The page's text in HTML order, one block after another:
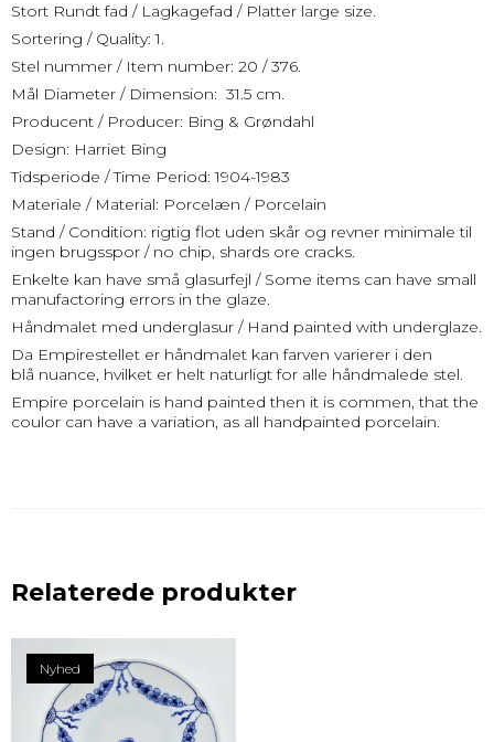
Stort Rundt fad / Lagkagefad / Platter large size.
Sortering / Quality: 1.
Stel nummer / Item number: 20 / 376.
Mål Diameter / Dimension: 31.5 cm.
Producent / Producer: Bing & Grøndahl
Design: Harriet Bing
Tidsperiode / Time Period: 1904-1983
Materiale / Material: Porcelæn / Porcelain
Stand / Condition: rigtig flot uden skår og revner minimale til
ingen brugsspor / no chip, shards ore cracks.
Enkelte kan have små glasurfejl / Some items can have small
manufactoring errors in the glaze.
Håndmalet med underglasur / Hand painted with underglaze.
Da Empirestellet er håndmalet kan farven varierer i den
blå nuance, hvilket er helt naturligt for alle håndmalede stel.
Empire porcelain is hand painted then it is commen, that the
coulor can have a variation, as all handpainted porcelain.
Relaterede produkter
Nyhed